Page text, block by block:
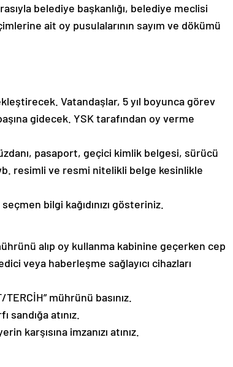
belediye başkanlığı, belediye meclisi
ait oy pusulalarının sayım ve dökümü
Vatandaşlar, 5 yıl boyunca görev
gidecek. YSK tarafından oy verme
pasaport, geçici kimlik belgesi, sürücü
resimli ve resmi nitelikli belge kesinlikle
bilgi kağıdınızı gösteriniz.
alıp oy kullanma kabinine geçerken cep
veya haberleşme sağlayıcı cihazları
mührünü basınız.
sandığa atınız.
karşısına imzanızı atınız.